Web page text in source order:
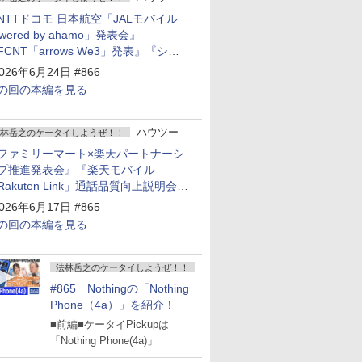
ドコモ 日本航空「JALモバイル
by ahamo」発表会』
「arrows We3」発表』『シャ
新製品発表会』
年6月24日 #866
回の本編を見る
岳之のケータイしようぜ！！ ハウツー
ァミリーマート×楽天パートナーシ
推進発表会』『楽天モバイル
Link」通話品質向上説明会』
Storeを今年夏、東京・表参道
プン』『KDDI ローソン「ハッピ
ーソンタウン池田伏尾台店」オープ
年6月17日 #865
回の本編を見る
法林岳之のケータイしようぜ！！
#865 Nothingの「Nothing
Phone（4a）」を紹介！
■前編■ケータイPickupは
「Nothing Phone(4a)」